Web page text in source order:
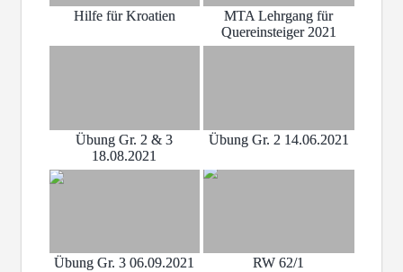
Hilfe für Kroatien
MTA Lehrgang für
Quereinsteiger 2021
Übung Gr. 2 & 3
18.08.2021
Übung Gr. 2 14.06.2021
Übung Gr. 3 06.09.2021 RW 62/1